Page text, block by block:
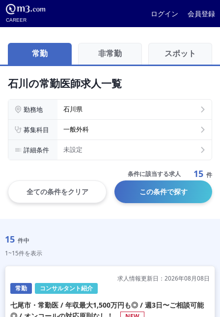
CAREER
ログイン 会員登録
常勤 非常勤 スポット
石川の常勤医師求人一覧
勤務地 石川県
募集科目 一般外科
詳細条件 未設定
条件に該当する求人 15 件
全ての条件をクリア この条件で探す
15 件中
1~15件を表示
常勤 コンサルタント紹介
求人情報更新日：2026年08月08日
七尾市・常勤医 / 年収最大1,500万円も◎ / 週3日〜ご相談可能